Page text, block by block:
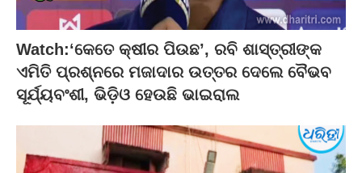
Watch:‘କେତେ କ୍ଷୀର ପିଉଛ’, ରବି ଶାସ୍ତ୍ରୀଙ୍କ
ଏମିତି ପ୍ରଶ୍ନରେ ମଜାଦାର ଉତ୍ତର ଦେଲେ ବୈଭବ
ସୂର୍ଯ୍ୟବଂଶୀ, ଭିଡ଼ିଓ ହେଉଛି ଭାଇରାଲ